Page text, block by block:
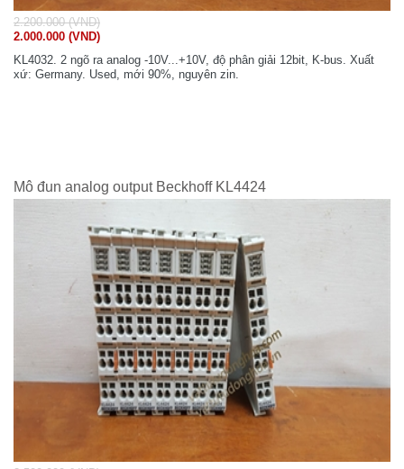
2.200.000 (VND)
2.000.000 (VND)
KL4032. 2 ngõ ra analog -10V...+10V, độ phân giải 12bit, K-bus. Xuất
xứ: Germany. Used, mới 90%, nguyên zin.
Mô đun analog output Beckhoff KL4424